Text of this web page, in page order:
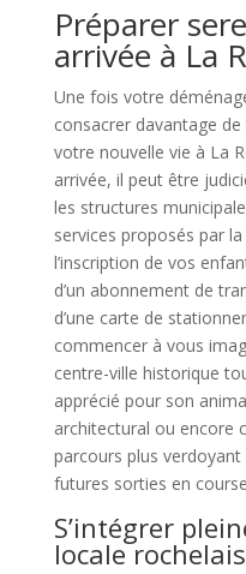
Préparer
arrivée à La
Une fois votre
consacrer davantage
votre nouvelle vie à La
arrivée, il peut être
les structures
services proposés par
l’inscription de vos
d’un abonnement de
d’une carte de
commencer à vous
centre-ville historique
apprécié pour son
architectural ou encore
parcours plus
futures sorties en
S’intégrer
locale